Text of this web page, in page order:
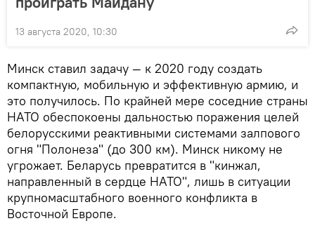
13 августа 2020, 10:30
Минск ставил задачу — к 2020 году создать
компактную, мобильную и эффективную армию, и
это получилось. По крайней мере соседние страны
НАТО обеспокоены дальностью поражения целей
белорусскими реактивными системами залпового
огня "Полонеза" (до 300 км). Минск никому не
угрожает. Беларусь превратится в "кинжал,
направленный в сердце НАТО", лишь в ситуации
крупномасштабного военного конфликта в
Восточной Европе.